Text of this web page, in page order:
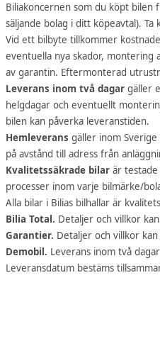
Biliakoncernen som du köpt bilen
säljande bolag i ditt köpeavtal).
Vid ett bilbyte tillkommer
eventuella nya skador, montering
av garantin. Eftermonterad
Leverans inom två dagar gäller
helgdagar och eventuellt
bilen kan påverka leveranstiden.
Hemleverans gäller inom
på avstånd till adress från
Kvalitetssäkrade bilar är testade
processer inom varje bilmärke/
Alla bilar i Bilias bilhallar är
Bilia Total. Detaljer och villkor
Garantier. Detaljer och villkor
Demobil. Leverans inom två
Leveransdatum bestäms